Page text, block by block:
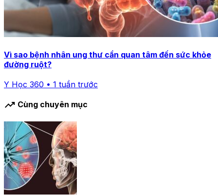
Vì sao bệnh nhân ung thư cần quan tâm đến sức khỏe
đường ruột?
Y Học 360 • 1 tuần trước
trending_up Cùng chuyên mục